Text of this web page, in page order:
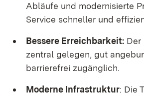
Abläufe und modernisierte
Service schneller und
Bessere Erreichbarkeit: Der
zentral gelegen, gut
barrierefrei zugänglich.
Moderne Infrastruktur: Die